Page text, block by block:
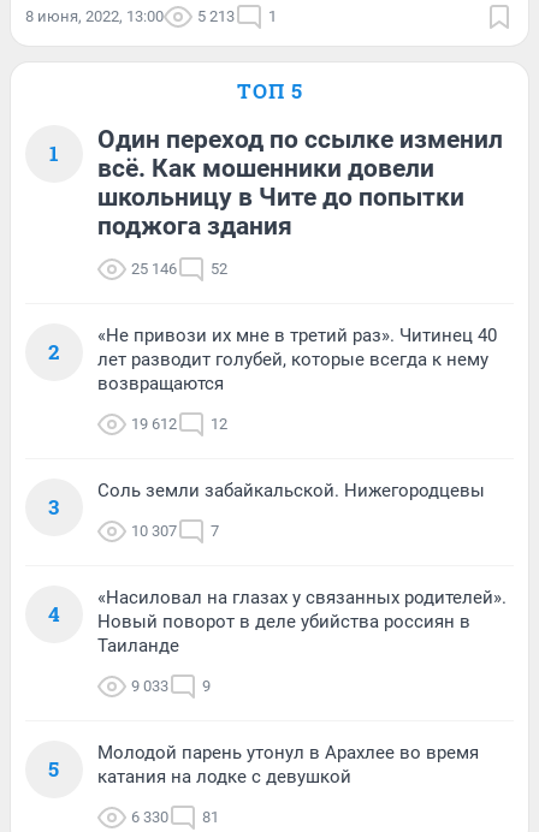
8 июня, 2022, 13:00 5 213 1
ТОП 5
1
Один переход по ссылке изменил
всё. Как мошенники довели
школьницу в Чите до попытки
поджога здания
25 146 52
2
«Не привози их мне в третий раз». Читинец 40
лет разводит голубей, которые всегда к нему
возвращаются
19 612 12
3
Соль земли забайкальской. Нижегородцевы
10 307 7
4
«Насиловал на глазах у связанных родителей».
Новый поворот в деле убийства россиян в
Таиланде
9 033 9
5
Молодой парень утонул в Арахлее во время
катания на лодке с девушкой
6 330 81